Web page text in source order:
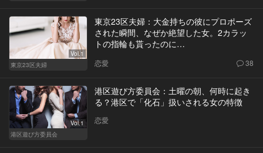
Vol.1
東京23区夫婦
東京23区夫婦：大金持ちの彼にプロポーズ
された瞬間、なぜか絶望した女。2カラッ
トの指輪も貰ったのに…
恋愛 38
Vol.1
港区遊び方委員会
港区遊び方委員会：土曜の朝、何時に起き
る？港区で「化石」扱いされる女の特徴
恋愛